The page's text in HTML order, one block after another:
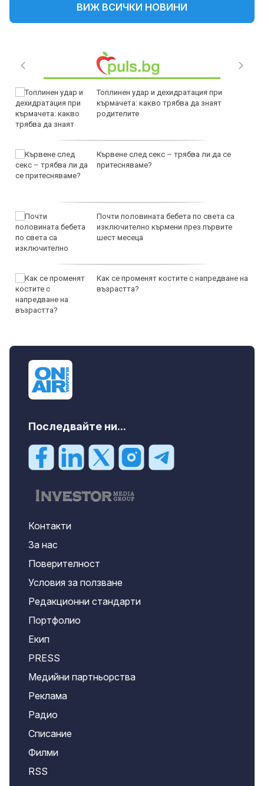
ВИЖ ВСИЧКИ НОВИНИ
Топлинен удар и дехидратация при
кърмачета: какво трябва да знаят
родителите
Кървене след секс – трябва ли да се
притесняваме?
Почти половината бебета по света са
изключително кърмени през първите
шест месеца
Как се променят костите с напредване на
възрастта?
Последвайте ни...
Контакти
За нас
Поверителност
Условия за ползване
Редакционни стандарти
Портфолио
Екип
PRESS
Медийни партньорства
Реклама
Радио
Списание
Филми
RSS